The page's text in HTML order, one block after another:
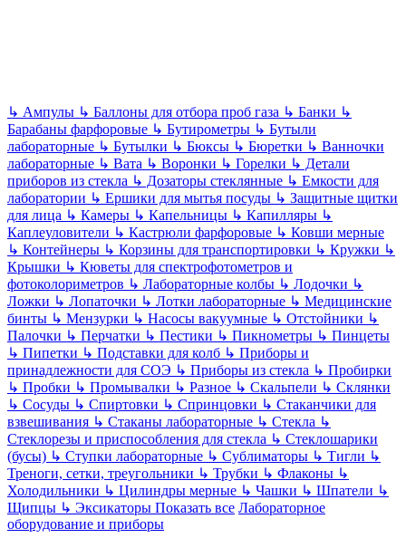
↳ Ампулы ↳ Баллоны для отбора проб газа ↳ Банки ↳
Барабаны фарфоровые ↳ Бутирометры ↳ Бутыли
лабораторные ↳ Бутылки ↳ Бюксы ↳ Бюретки ↳ Ванночки
лабораторные ↳ Вата ↳ Воронки ↳ Горелки ↳ Детали
приборов из стекла ↳ Дозаторы стеклянные ↳ Емкости для
лаборатории ↳ Ершики для мытья посуды ↳ Защитные щитки
для лица ↳ Камеры ↳ Капельницы ↳ Капилляры ↳
Каплеуловители ↳ Кастрюли фарфоровые ↳ Ковши мерные
↳ Контейнеры ↳ Корзины для транспортировки ↳ Кружки ↳
Крышки ↳ Кюветы для спектрофотометров и
фотоколориметров ↳ Лабораторные колбы ↳ Лодочки ↳
Ложки ↳ Лопаточки ↳ Лотки лабораторные ↳ Медицинские
бинты ↳ Мензурки ↳ Насосы вакуумные ↳ Отстойники ↳
Палочки ↳ Перчатки ↳ Пестики ↳ Пикнометры ↳ Пинцеты
↳ Пипетки ↳ Подставки для колб ↳ Приборы и
принадлежности для СОЭ ↳ Приборы из стекла ↳ Пробирки
↳ Пробки ↳ Промывалки ↳ Разное ↳ Скальпели ↳ Склянки
↳ Сосуды ↳ Спиртовки ↳ Спринцовки ↳ Стаканчики для
взвешивания ↳ Стаканы лабораторные ↳ Стекла ↳
Стеклорезы и приспособления для стекла ↳ Стеклошарики
(бусы) ↳ Ступки лабораторные ↳ Сублиматоры ↳ Тигли ↳
Треноги, сетки, треугольники ↳ Трубки ↳ Флаконы ↳
Холодильники ↳ Цилиндры мерные ↳ Чашки ↳ Шпатели ↳
Щипцы ↳ Эксикаторы Показать все Лабораторное
оборудование и приборы